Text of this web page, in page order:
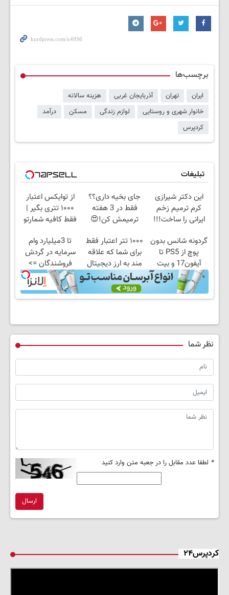
برچسب‌ها
ایران تهران آذربایجان غربی
هزینه سالانه
خانوار شهری و روستایی
لوازم زندگی مسکن
درآمد
کردپرس
تبلیغات
این دکتر شیرازی
کرم ترمیم زخم
ایرانی را ساخت!!!
جای بخیه داری؟؟
فقط در 3 هفته
ترمیمش کن!😍
از توایکس اعتبار
۱۰۰۰ تتری بگیر |
فقط کافیه شمارتو
گردونه شانس بدون
پوچ از PS5 تا
آیفون17 و بیت
کوین 🔥
۱۰۰۰ تتر اعتبار فقط
برای شما که علاقه
مند به ارز دیجیتال
هستید !
تا 3میلیارد وام
سرمایه در گردش
فروشندگان =>
فروشگاهت رو ثبت
کن
نظر شما
* لطفا عدد مقابل را در جعبه متن وارد کنید
ارسال
کردپرس۲۴